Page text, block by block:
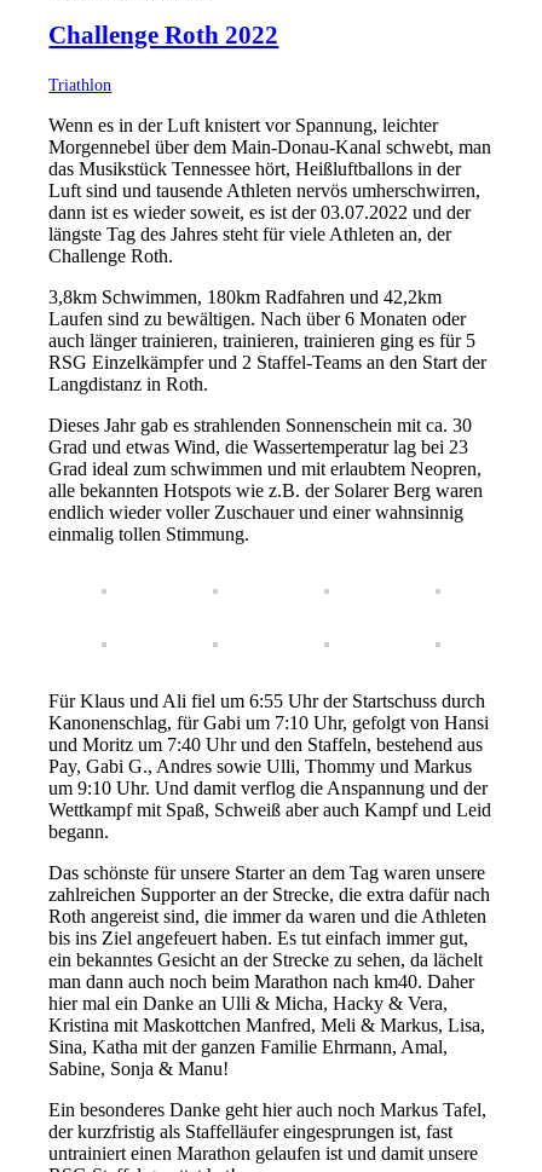
Challenge Roth 2022
Triathlon
Wenn es in der Luft knistert vor Spannung, leichter
Morgennebel über dem Main-Donau-Kanal schwebt, man
das Musikstück Tennessee hört, Heißluftballons in der
Luft sind und tausende Athleten nervös umherschwirren,
dann ist es wieder soweit, es ist der 03.07.2022 und der
längste Tag des Jahres steht für viele Athleten an, der
Challenge Roth.
3,8km Schwimmen, 180km Radfahren und 42,2km
Laufen sind zu bewältigen. Nach über 6 Monaten oder
auch länger trainieren, trainieren, trainieren ging es für 5
RSG Einzelkämpfer und 2 Staffel-Teams an den Start der
Langdistanz in Roth.
Dieses Jahr gab es strahlenden Sonnenschein mit ca. 30
Grad und etwas Wind, die Wassertemperatur lag bei 23
Grad ideal zum schwimmen und mit erlaubtem Neopren,
alle bekannten Hotspots wie z.B. der Solarer Berg waren
endlich wieder voller Zuschauer und einer wahnsinnig
einmalig tollen Stimmung.
Für Klaus und Ali fiel um 6:55 Uhr der Startschuss durch
Kanonenschlag, für Gabi um 7:10 Uhr, gefolgt von Hansi
und Moritz um 7:40 Uhr und den Staffeln, bestehend aus
Pay, Gabi G., Andres sowie Ulli, Thommy und Markus
um 9:10 Uhr. Und damit verflog die Anspannung und der
Wettkampf mit Spaß, Schweiß aber auch Kampf und Leid
begann.
Das schönste für unsere Starter an dem Tag waren unsere
zahlreichen Supporter an der Strecke, die extra dafür nach
Roth angereist sind, die immer da waren und die Athleten
bis ins Ziel angefeuert haben. Es tut einfach immer gut,
ein bekanntes Gesicht an der Strecke zu sehen, da lächelt
man dann auch noch beim Marathon nach km40. Daher
hier mal ein Danke an Ulli & Micha, Hacky & Vera,
Kristina mit Maskottchen Manfred, Meli & Markus, Lisa,
Sina, Katha mit der ganzen Familie Ehrmann, Amal,
Sabine, Sonja & Manu!
Ein besonderes Danke geht hier auch noch Markus Tafel,
der kurzfristig als Staffelläufer eingesprungen ist, fast
untrainiert einen Marathon gelaufen ist und damit unsere